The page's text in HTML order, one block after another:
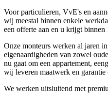
Voor particulieren, VvE's en
wij meestal binnen enkele
een offerte aan en u krijgt binnen
Onze monteurs werken al jaren
eigenaardigheden van zowel
nu gaat om een appartement,
wij leveren maatwerk en
We werken uitsluitend met